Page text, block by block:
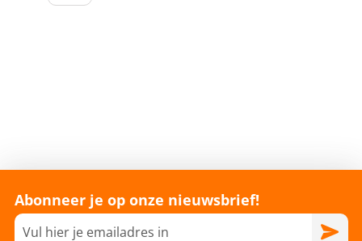
Abonneer je op onze nieuwsbrief!